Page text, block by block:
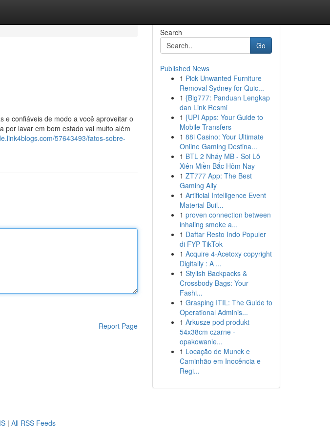
e confiáveis de modo a você aproveitar o
por lavar em bom estado vai muito além
57643493/fatos-sobre-
Report Page
Search
Go
Published News
1 Pick Unwanted Furniture
Removal Sydney for Quic...
1 {Big777: Panduan Lengkap
dan Link Resmi
1 {UPI Apps: Your Guide to
Mobile Transfers
1 88i Casino: Your Ultimate
Online Gaming Destina...
1 BTL 2 Nháy MB - Soi Lô
Xiên Miền Bắc Hôm Nay
1 ZT777 App: The Best
Gaming Ally
1 Artificial Intelligence Event
Material Buil...
1 proven connection between
inhaling smoke a...
1 Daftar Resto Indo Populer
di FYP TikTok
1 Acquire 4-Acetoxy copyright
Digitally : A ...
1 Stylish Backpacks &
Crossbody Bags: Your
Fashi...
1 Grasping ITIL: The Guide to
Operational Adminis...
1 Arkusze pod produkt
54x38cm czarne -
opakowanie...
1 Locação de Munck e
Caminhão em Inocência e
Regi...
| All RSS Feeds